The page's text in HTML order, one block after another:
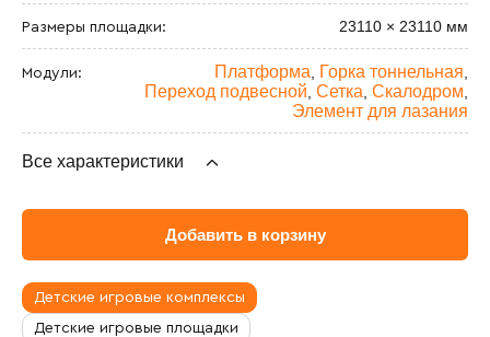
Размеры площадки: 23110 × 23110 мм
Модули: Платформа Горка тоннельная
Переход подвесной Сетка Скалодром
Элемент для лазания
Все характеристики
Добавить в корзину
Детские игровые комплексы
Детские игровые площадки